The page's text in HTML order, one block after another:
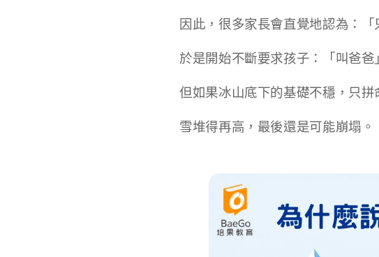
因此，很多家長會直覺地認為：「
於是開始不斷要求孩子：「叫爸
但如果冰山底下的基礎不穩，只
雪堆得再高，最後還是可能崩塌。